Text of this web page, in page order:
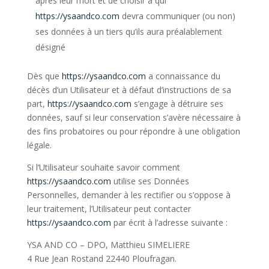
https://ysaandco.com devra communiquer (ou non)
ses données à un tiers qu’ils aura préalablement
désigné
Dès que https://ysaandco.com a connaissance du
décès d’un Utilisateur et à défaut d’instructions de sa
part, https://ysaandco.com s’engage à détruire ses
données, sauf si leur conservation s’avère nécessaire à
des fins probatoires ou pour répondre à une obligation
légale.
Si l’Utilisateur souhaite savoir comment
https://ysaandco.com utilise ses Données
Personnelles, demander à les rectifier ou s’oppose à
leur traitement, l’Utilisateur peut contacter
https://ysaandco.com par écrit à l’adresse suivante :
YSA AND CO – DPO, Matthieu SIMELIERE
4 Rue Jean Rostand 22440 Ploufragan.